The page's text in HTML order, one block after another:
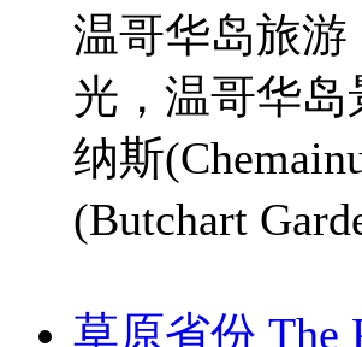
温哥华岛旅
光，温哥华
纳斯
(Butchart
草原省份 The